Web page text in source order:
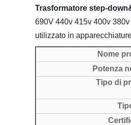
Trasformatore step-
690V 440v 415v 400v
utilizzato in
Nome
Potenza
Tipo di